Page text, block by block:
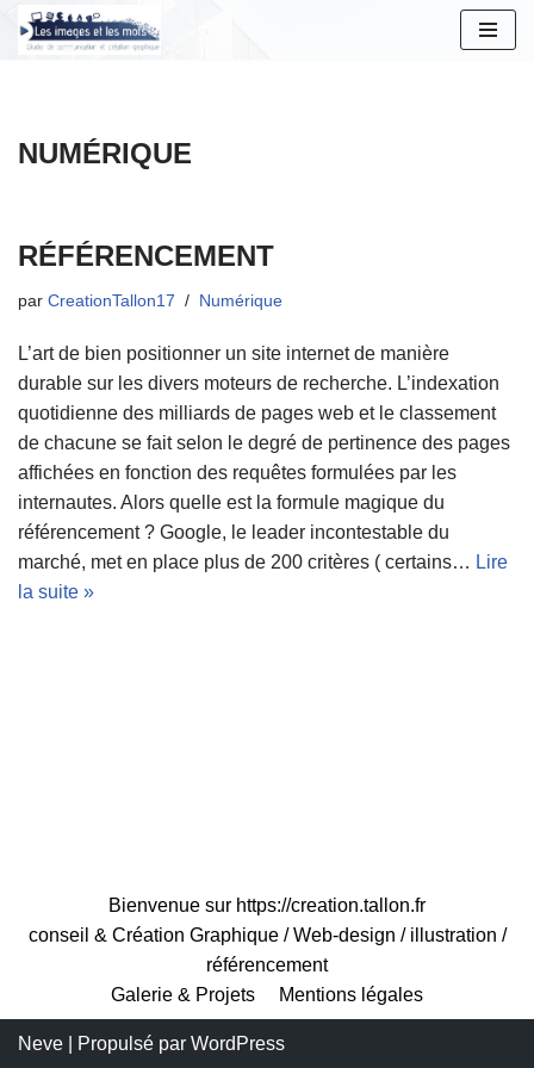
NUMÉRIQUE
RÉFÉRENCEMENT
par CreationTallon17 Numérique
L’art de bien positionner un site internet de manière
durable sur les divers moteurs de recherche. L’indexation
quotidienne des milliards de pages web et le classement
de chacune se fait selon le degré de pertinence des pages
affichées en fonction des requêtes formulées par les
internautes. Alors quelle est la formule magique du
référencement ? Google, le leader incontestable du
marché, met en place plus de 200 critères ( certains… Lire
la suite »
Bienvenue sur https://creation.tallon.fr
conseil & Création Graphique / Web-design / illustration /
référencement
Galerie & Projets
Mentions légales
Neve | Propulsé par WordPress